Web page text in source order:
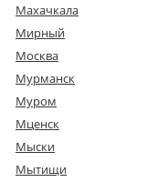
Махачкала
Мирный
Москва
Мурманск
Муром
Мценск
Мыски
Мытищи